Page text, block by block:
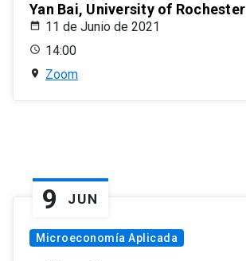
Yan Bai, University of Rochester
11 de Junio de 2021
14:00
Zoom
9 JUN
Microeconomía Aplicada